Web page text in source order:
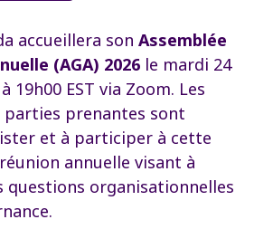
accueillera son Assemblée
(AGA) 2026 le mardi 24
19h00 EST via Zoom. Les
parties prenantes sont
et à participer à cette
annuelle visant à
questions organisationnelles